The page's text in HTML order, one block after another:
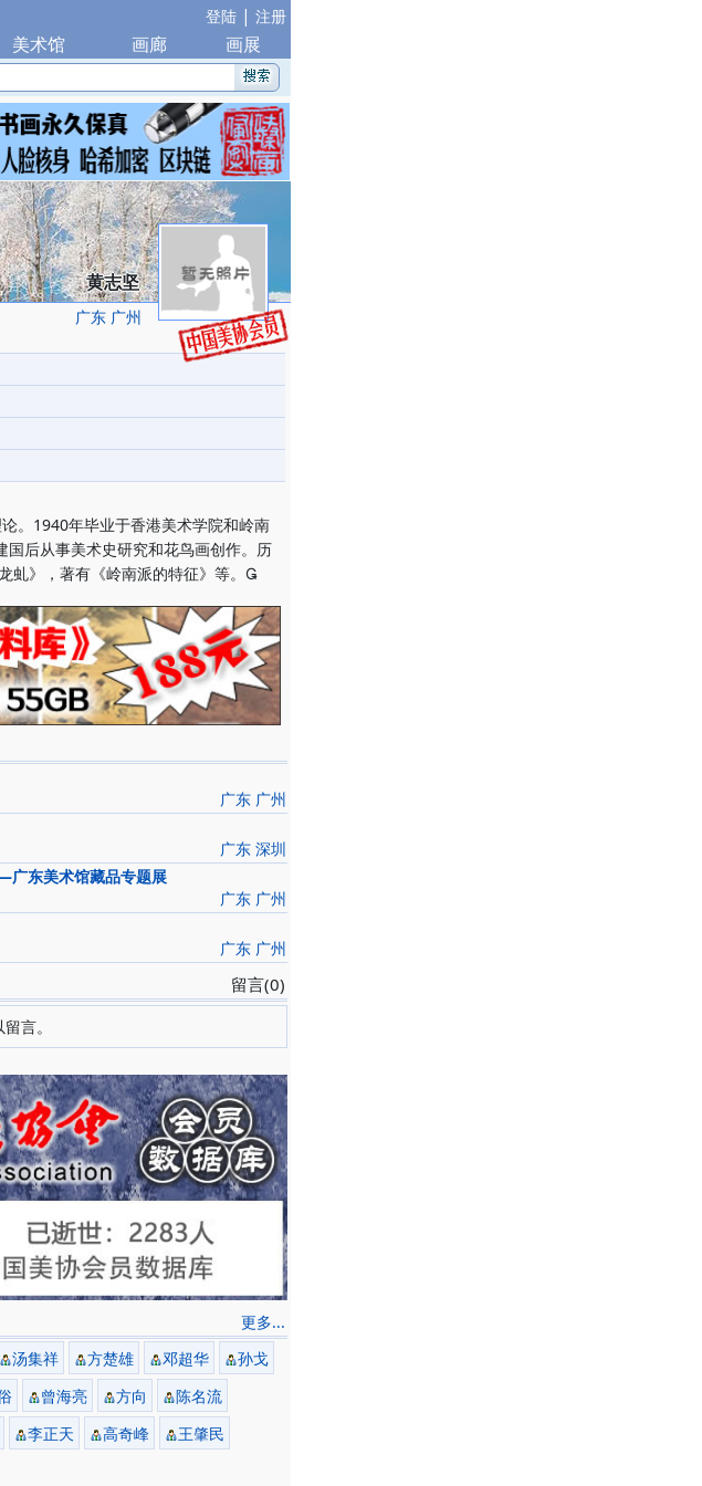
登陆 | 注册
美术馆 画廊 画展
黄志坚
广东 广州
。1940年毕业于香港美术学院和岭南
国后从事美术史研究和花鸟画创作。历
虬》，著有《岭南派的特征》等。
广东 广州
广东 深圳
东美术馆藏品专题展
广东 广州
广东 广州
留言(0)
言。
更多...
汤集祥 方楚雄 邓超华
孙戈
曾海亮 方向
陈名流
李正天 高奇峰
王肇民